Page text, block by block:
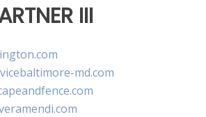
III
md.com